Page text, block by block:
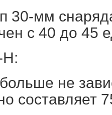
30-мм
с 40 до 45
не
составляет